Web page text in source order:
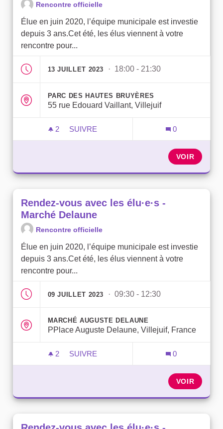
Rencontre officielle
Élue en juin 2020, l’équipe municipale est investie
depuis 3 ans.Cet été, les élus viennent à votre
rencontre pour...
13 JUILLET 2023 · 18:00 - 21:30
PARC DES HAUTES BRUYÈRES
55 rue Edouard Vaillant, Villejuif
2 2 ABONNÉS
SUIVRE
0
VOIR
Rendez-vous avec les élu·e·s -
Marché Delaune
Rencontre officielle
Élue en juin 2020, l’équipe municipale est investie
depuis 3 ans.Cet été, les élus viennent à votre
rencontre pour...
09 JUILLET 2023 · 09:30 - 12:30
MARCHÉ AUGUSTE DELAUNE
PPlace Auguste Delaune, Villejuif, France
2 2 ABONNÉS
SUIVRE
0
VOIR